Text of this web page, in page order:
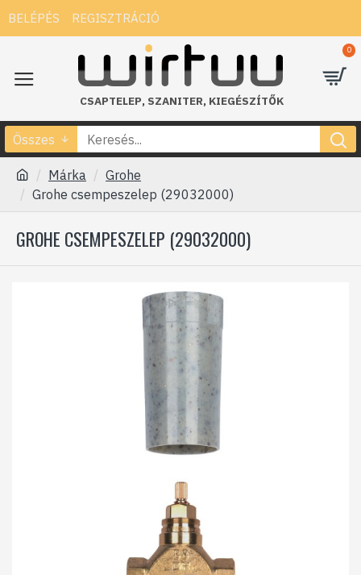
BELÉPÉS REGISZTRÁCIÓ
CSAPTELEP, SZANITER, KIEGÉSZÍTŐK
0
Összes
Márka
Grohe
Grohe csempeszelep (29032000)
GROHE CSEMPESZELEP (29032000)